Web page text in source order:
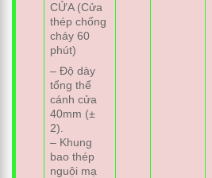
CỬA (Cửa
thép chống
cháy 60
phút)
– Độ dày
tổng thể
cánh cửa
40mm (±
2).
– Khung
bao thép
nguội mạ